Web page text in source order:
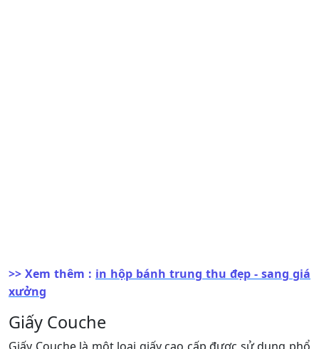
>> Xem thêm : in hộp bánh trung thu đẹp - sang giá
xưởng
Giấy Couche